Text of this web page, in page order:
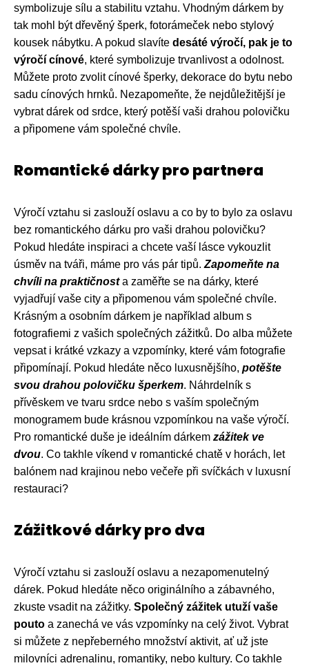
symbolizuje sílu a stabilitu vztahu. Vhodným dárkem by
tak mohl být dřevěný šperk, fotorámeček nebo stylový
kousek nábytku. A pokud slavíte desáté výročí, pak je to
výročí cínové, které symbolizuje trvanlivost a odolnost.
Můžete proto zvolit cínové šperky, dekorace do bytu nebo
sadu cínových hrnků. Nezapomeňte, že nejdůležitější je
vybrat dárek od srdce, který potěší vaši drahou polovičku
a připomene vám společné chvíle.
Romantické dárky pro partnera
Výročí vztahu si zaslouží oslavu a co by to bylo za oslavu
bez romantického dárku pro vaši drahou polovičku?
Pokud hledáte inspiraci a chcete vaší lásce vykouzlit
úsměv na tváři, máme pro vás pár tipů. Zapomeňte na
chvíli na praktičnosta zaměřte se na dárky, které
vyjadřují vaše city a připomenou vám společné chvíle.
Krásným a osobním dárkem je například album s
fotografiemi z vašich společných zážitků. Do alba můžete
vepsat i krátké vzkazy a vzpomínky, které vám fotografie
připomínají. Pokud hledáte něco luxusnějšího, potěšte
svou drahou polovičku šperkem. Náhrdelník s
přívěskem ve tvaru srdce nebo s vaším společným
monogramem bude krásnou vzpomínkou na vaše výročí.
Pro romantické duše je ideálním dárkem zážitek ve
dvou. Co takhle víkend v romantické chatě v horách, let
balónem nad krajinou nebo večeře při svíčkách v luxusní
restauraci?
Zážitkové dárky pro dva
Výročí vztahu si zaslouží oslavu a nezapomenutelný
dárek. Pokud hledáte něco originálního a zábavného,
zkuste vsadit na zážitky. Společný zážitek utuží vaše
pouto a zanechá ve vás vzpomínky na celý život. Vybrat
si můžete z nepřeberného množství aktivit, ať už jste
milovníci adrenalinu, romantiky, nebo kultury. Co takhle